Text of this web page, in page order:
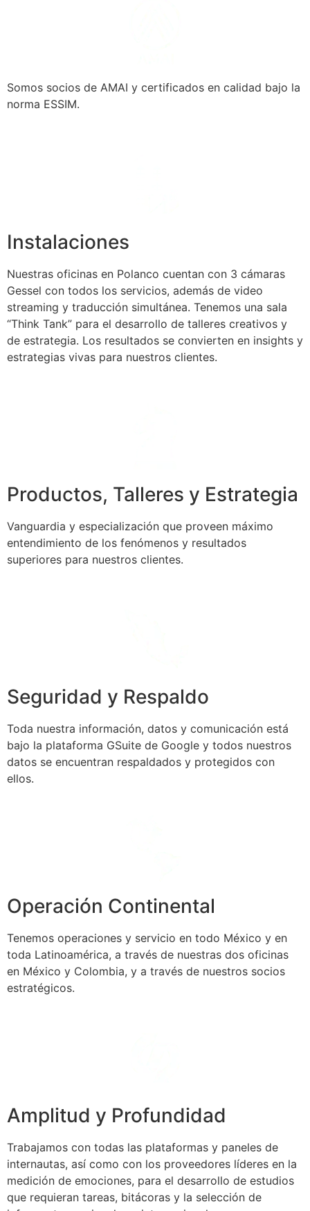
Somos socios de AMAI y certificados en calidad bajo la
norma ESSIM.
Instalaciones
Nuestras oficinas en Polanco cuentan con 3 cámaras
Gessel con todos los servicios, además de video
streaming y traducción simultánea. Tenemos una sala
“Think Tank” para el desarrollo de talleres creativos y
de estrategia. Los resultados se convierten en insights y
estrategias vivas para nuestros clientes.
Productos, Talleres y Estrategia
Vanguardia y especialización que proveen máximo
entendimiento de los fenómenos y resultados
superiores para nuestros clientes.
Seguridad y Respaldo
Toda nuestra información, datos y comunicación está
bajo la plataforma GSuite de Google y todos nuestros
datos se encuentran respaldados y protegidos con
ellos.
Operación Continental
Tenemos operaciones y servicio en todo México y en
toda Latinoamérica, a través de nuestras dos oficinas
en México y Colombia, y a través de nuestros socios
estratégicos.
Amplitud y Profundidad
Trabajamos con todas las plataformas y paneles de
internautas, así como con los proveedores líderes en la
medición de emociones, para el desarrollo de estudios
que requieran tareas, bitácoras y la selección de